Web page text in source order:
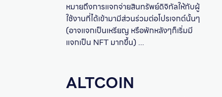
หมายถึงการแจกจ่ายสินทรัพย์ดิจิทัลให้กับผู้
ใช้งานที่ได้เข้ามามีส่วนร่วมต่อโปรเจกต์นั้นๆ
(อาจแจกเป็นเหรียญ หรือพักหลังๆก็เริ่มมี
แจกเป็น NFT มากขึ้น) ...
ALTCOIN